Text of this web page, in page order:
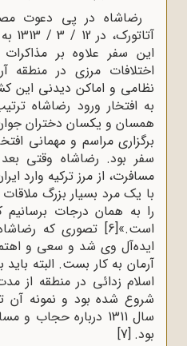
رضاشاه در پى دعوت
این سفر علاوه بر
اختلافات مرزى در منطقه
نظامى و اماکن دیدنى این
به افتخار ورود رضاشاه
همسان و یکسان دختران
برگزارى مراسم و مهمانى
سفر بود. رضاشاه وقتى
مسافرت، از مرز ترکیه وارد
با یک مرد بسیار بزرگ
را به همان درجات
است.»[6] تصورى که رضاشاه
ایده‌آل وى شد و سعى و
آرمان به کار بست. البته
اسلام زدائی در منطقه از
شروع شده بود و نمونه آن
سال 1311 درباره
بود. [7]